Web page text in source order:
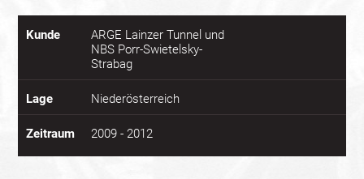
Kunde
ARGE Lainzer Tunnel und
NBS Porr-Swietelsky-
Strabag
Lage Niederösterreich
Zeitraum 2009 - 2012